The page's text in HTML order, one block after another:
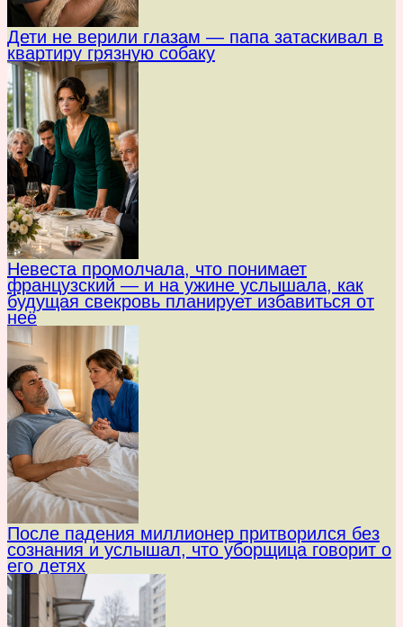
Дети не верили глазам — папа затаскивал в
квартиру грязную собаку
Невеста промолчала, что понимает
французский — и на ужине услышала, как
будущая свекровь планирует избавиться от
неё
После падения миллионер притворился без
сознания и услышал, что уборщица говорит о
его детях